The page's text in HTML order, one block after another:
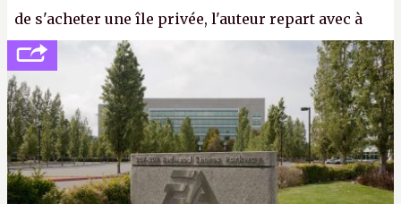
de s'acheter une île privée, l'auteur repart avec à
peine 2 000 dollars en poche. C'est toujours plus
cher payé que le temps passé à dev, mais ça
apprendra aux petits malins qu'on ne braque pas
Gabe Newell aussi facilement.P.